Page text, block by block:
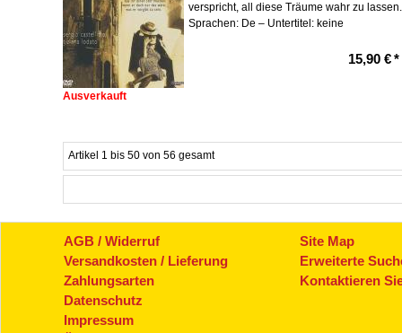
verspricht, all diese Träume wahr zu
Sprachen: De – Untertitel: keine
15,90 €*
Ausverkauft
Artikel 1 bis 50 von 56 gesamt
AGB / Widerruf
Versandkosten / Lieferung
Zahlungsarten
Datenschutz
Impressum
Site Map
Erweiterte
Kontaktieren